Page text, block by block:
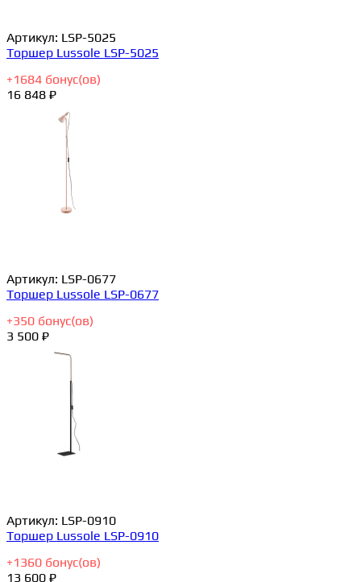
Артикул: LSP-5025
Торшер Lussole LSP-5025
+1684 бонус(ов)
16 848 ₽
Артикул: LSP-0677
Торшер Lussole LSP-0677
+350 бонус(ов)
3 500 ₽
Артикул: LSP-0910
Торшер Lussole LSP-0910
+1360 бонус(ов)
13 600 ₽